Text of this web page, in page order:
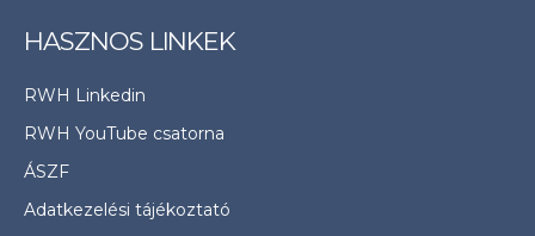
HASZNOS LINKEK
RWH Linkedin
RWH YouTube csatorna
ÁSZF
Adatkezelési tájékoztató